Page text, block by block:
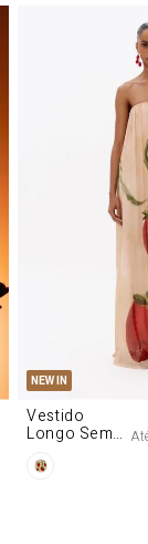
NEW IN
Vestido
Longo Sem
Chiffon